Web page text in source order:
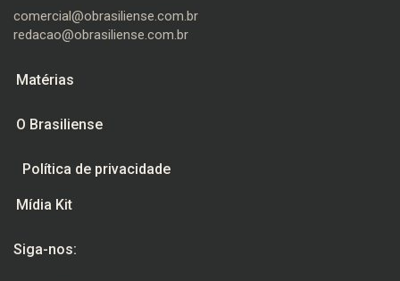
comercial@obrasiliense.com.br
redacao@obrasiliense.com.br
Matérias
O Brasiliense
Política de privacidade
Mídia Kit
Siga-nos: